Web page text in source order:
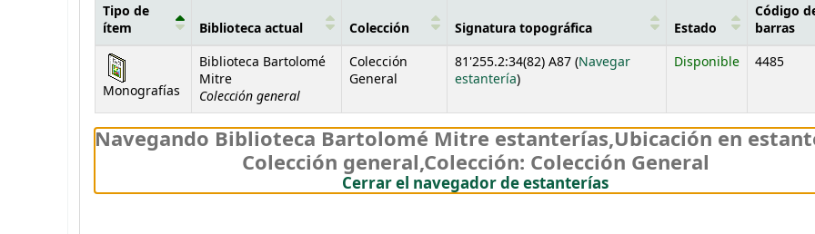
Existencias
Tipo de
ítem
Biblioteca actual Colección Signatura topográfica Estado
Código
barras
Monografías
Biblioteca Bartolomé
Mitre
Colección general
Colección
General
81'255.2:34(82) A87 (Navegar
estantería(Abre debajo)
)
Disponible 4485
Navegando Biblioteca Bartolomé Mitre estanterías,Ubicación en
Colección general,Colección: Colección General
Cerrar el navegador de estanterías(Oculta el navegador de